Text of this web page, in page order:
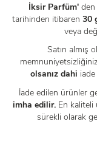
İksir Parfüm'
tarihinden itibaren 30
veya
Satın almış
olsanız dahi
İade edilen ürünler
imha edilir. En
sürekli olarak